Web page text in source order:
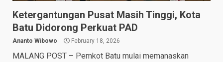
Ketergantungan Pusat Masih Tinggi, Kota
Batu Didorong Perkuat PAD
Ananto Wibowo February 18, 2026
MALANG POST – Pemkot Batu mulai memanaskan